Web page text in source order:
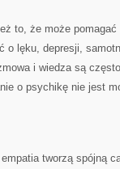
to, że może
o lęku, depresji,
i wiedza są
o psychikę nie jest
tworzą spójną